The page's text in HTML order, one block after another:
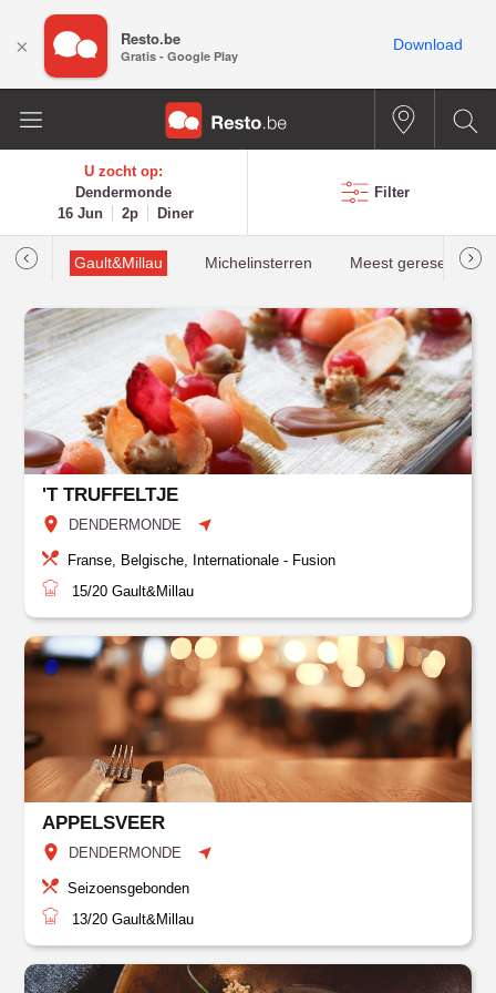
U zocht op:
Dendermonde
16 Jun
2p Diner
Filter
Gault&Millau Michelinsterren Meest gereserveerd
'T TRUFFELTJE
DENDERMONDE
Franse, Belgische, Internationale - Fusion
15/20 Gault&Millau
APPELSVEER
DENDERMONDE
Seizoensgebonden
13/20 Gault&Millau
× Resto.be
Gratis - Google Play
Download